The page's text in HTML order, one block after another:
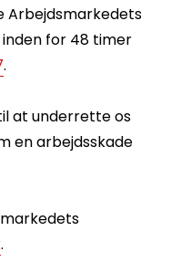
Arbejdsmarkedets
for 48 timer
.
at underrette os
en arbejdsskade
.